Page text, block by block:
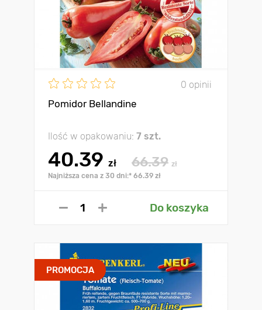
0 opinii
Pomidor Bellandine
Ilość w opakowaniu: 7 szt.
40.39 zł 66.39 zł
Najniższa cena z 30 dni:* 66.39 zł
Do koszyka
PROMOCJA